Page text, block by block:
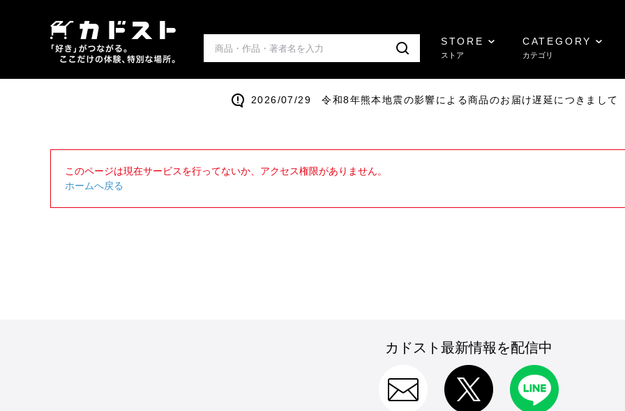
STORE
ストア
CATEGORY
カテゴリ
2026/07/29 令和8年熊本地震の影響による商品のお届け遅延につきまして
このページは現在サービスを行ってないか、アクセス権限がありません。
ホームへ戻る
カドスト最新情報を配信中